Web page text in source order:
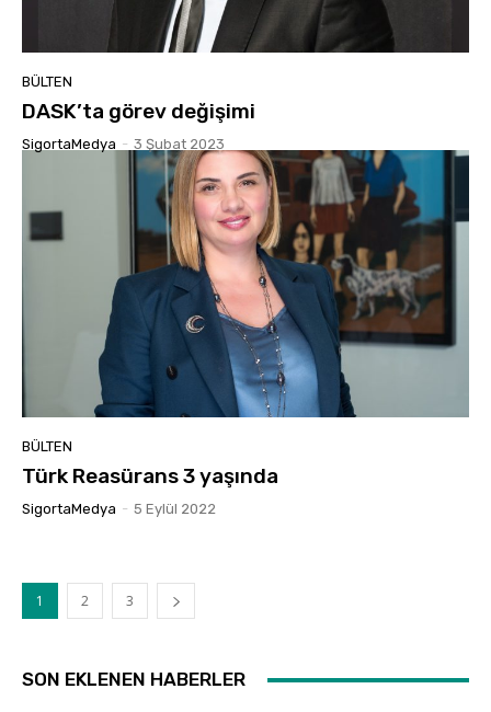
BÜLTEN
DASK’ta görev değişimi
SigortaMedya - 3 Şubat 2023
BÜLTEN
Türk Reasürans 3 yaşında
SigortaMedya - 5 Eylül 2022
1 2 3
SON EKLENEN HABERLER